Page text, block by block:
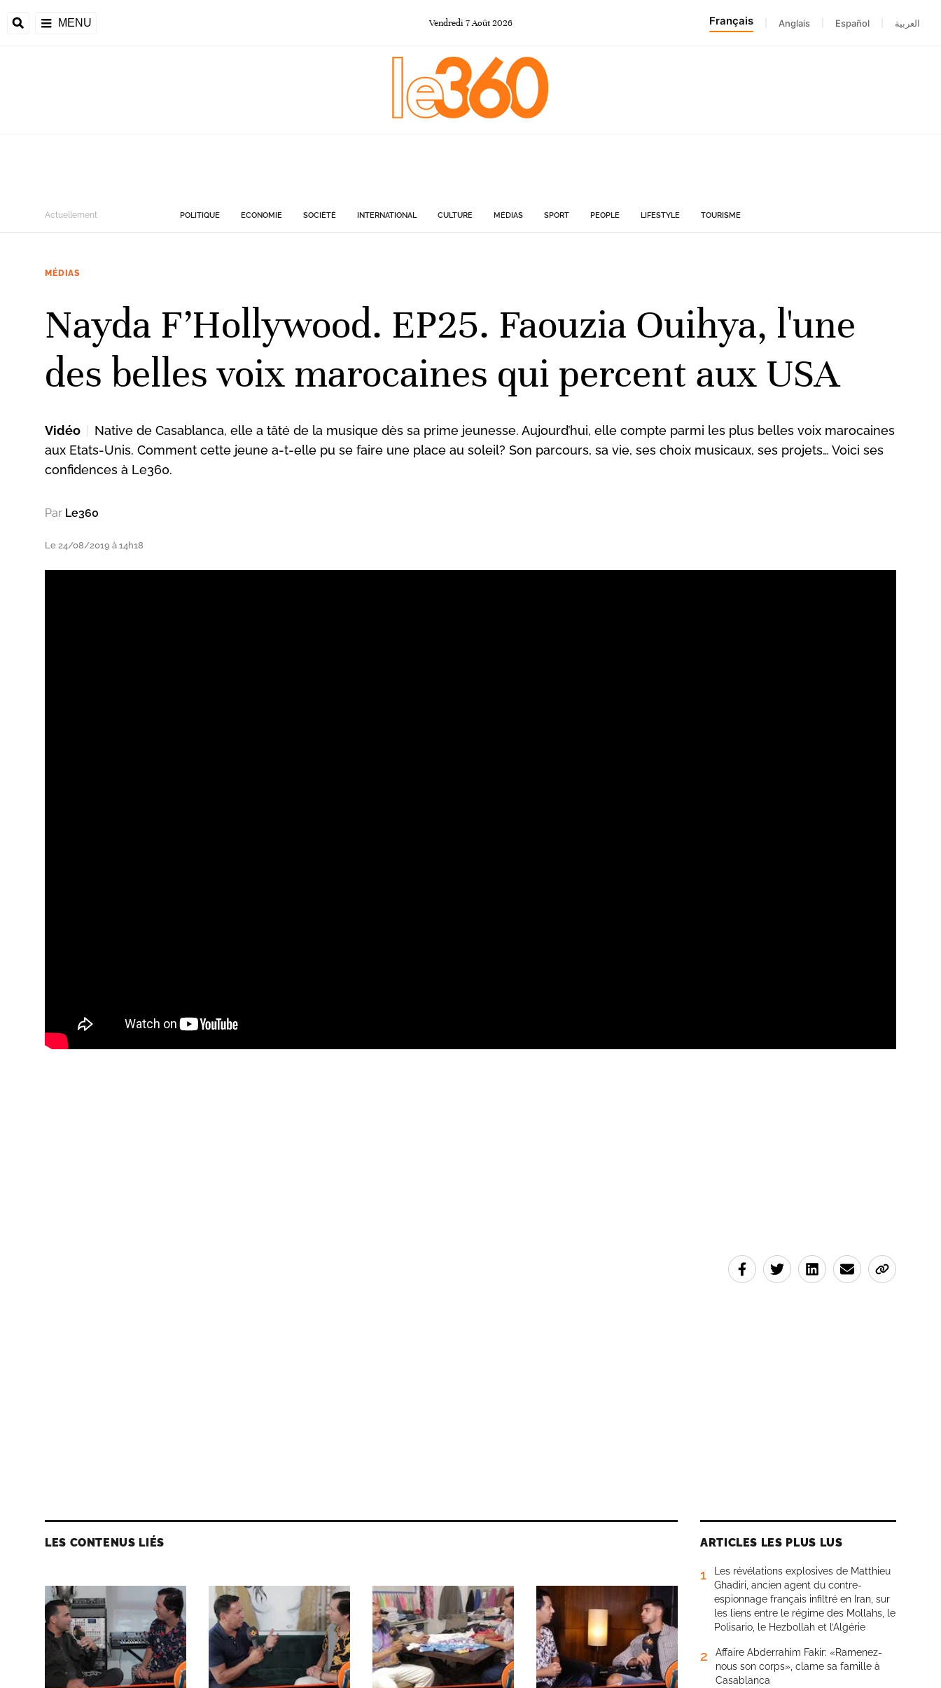
MENU Vendredi 7Août 2026 Français Anglais Español العربية
Actuellement POLITIQUE ECONOMIE SOCIÉTÉ INTERNATIONAL CULTURE MÉDIAS SPORT PEOPLE LIFESTYLE TOURISME
MÉDIAS
Nayda F’Hollywood. EP25. Faouzia Ouihya, l'une
des belles voix marocaines qui percent aux USA
Vidéo
Native de Casablanca, elle a tâté de la musique dès sa prime jeunesse. Aujourd’hui, elle compte parmi les plus belles voix marocaines
aux Etats-Unis. Comment cette jeune a-t-elle pu se faire une place au soleil? Son parcours, sa vie, ses choix musicaux, ses projets… Voici ses
confidences à Le360.
Par Le360
Le 24/08/2019 à 14h18
LES CONTENUS LIÉS ARTICLES LES PLUS LUS
1
Les révélations explosives de Matthieu
Ghadiri, ancien agent du contre-
espionnage français infiltré en Iran, sur
les liens entre le régime des Mollahs, le
Polisario, le Hezbollah et l’Algérie
2
Affaire Abderrahim Fakir: «Ramenez-
nous son corps», clame sa famille à
Casablanca